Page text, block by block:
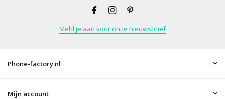
Meld je aan voor onze nieuwsbrief
Phone-factory.nl
Mijn account